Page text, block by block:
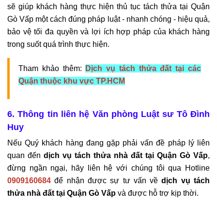
sẽ giúp khách hàng thực hiện thủ tục tách thửa tại Quận
Gò Vấp một cách đúng pháp luật - nhanh chóng - hiệu quả,
bảo vệ tối đa quyền và lợi ích hợp pháp của khách hàng
trong suốt quá trình thực hiện.
Tham khảo thêm:
Dịch vụ tách thửa đất tại các
Quận thuộc khu vực TP.HCM
6. Thông tin liên hệ Văn phòng Luật sư Tô Đình
Huy
Nếu Quý khách hàng đang gặp phải vấn đề pháp lý liên
quan đến dịch vụ tách thửa nhà đất tại Quận Gò Vấp,
đừng ngần ngại, hãy liên hệ với chúng tôi qua Hotline
0909160684 để nhận được sự tư vấn vềdịch vụ tách
thửa nhà đất tại Quận Gò Vấp và được hỗ trợ kịp thời.